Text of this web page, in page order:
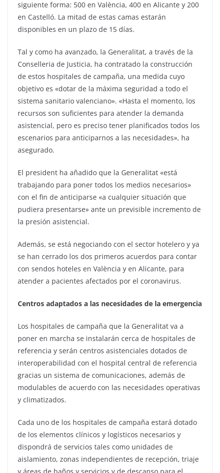
siguiente forma: 500 en València, 400 en Alicante y 200
en Castelló. La mitad de estas camas estarán
disponibles en un plazo de 15 días.
Tal y como ha avanzado, la Generalitat, a través de la
Conselleria de Justicia, ha contratado la construcción
de estos hospitales de campaña, una medida cuyo
objetivo es «dotar de la máxima seguridad a todo el
sistema sanitario valenciano». «Hasta el momento, los
recursos son suficientes para atender la demanda
asistencial, pero es preciso tener planificados todos los
escenarios para anticiparnos a las necesidades», ha
asegurado.
El president ha añadido que la Generalitat «está
trabajando para poner todos los medios necesarios»
con el fin de anticiparse «a cualquier situación que
pudiera presentarse» ante un previsible incremento de
la presión asistencial.
Además, se está negociando con el sector hotelero y ya
se han cerrado los dos primeros acuerdos para contar
con sendos hoteles en València y en Alicante, para
atender a pacientes afectados por el coronavirus.
Centros adaptados a las necesidades de la emergencia
Los hospitales de campaña que la Generalitat va a
poner en marcha se instalarán cerca de hospitales de
referencia y serán centros asistenciales dotados de
interoperabilidad con el hospital central de referencia
gracias un sistema de comunicaciones, además de
modulables de acuerdo con las necesidades operativas
y climatizados.
Cada uno de los hospitales de campaña estará dotado
de los elementos clínicos y logísticos necesarios y
dispondrá de servicios tales como unidades de
aislamiento, zonas independientes de recepción, triaje